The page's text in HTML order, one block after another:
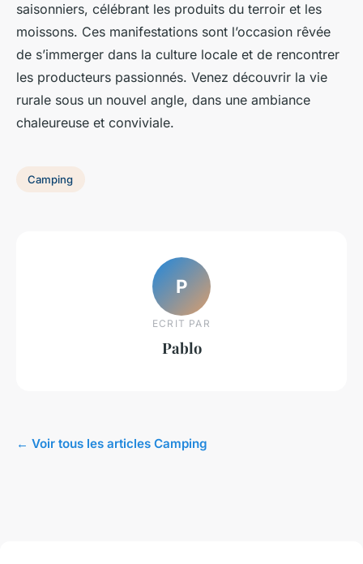
saisonniers, célébrant les produits du terroir et les
moissons. Ces manifestations sont l’occasion rêvée
de s’immerger dans la culture locale et de rencontrer
les producteurs passionnés. Venez découvrir la vie
rurale sous un nouvel angle, dans une ambiance
chaleureuse et conviviale.
Camping
P
ECRIT PAR
Pablo
← Voir tous les articles Camping